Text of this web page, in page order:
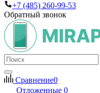
+7 (485) 260-99-53
Обратный звонок
Сравнение0
Отложенные 0